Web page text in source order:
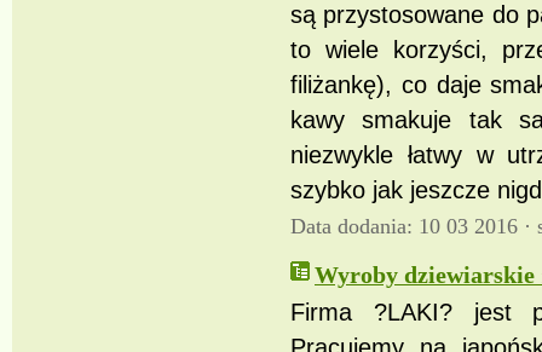
są przystosowane do
to wiele korzyści,
filiżankę), co daje
kawy smakuje tak
niezwykle łatwy w
szybko jak jeszcze
Data dodania: 10 03 2016 ·
Wyroby dziewiarskie
Firma ?LAKI? jest